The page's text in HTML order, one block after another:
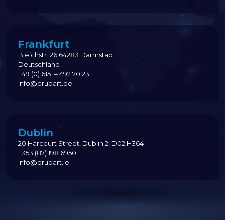
Frankfurt
Bleichstr. 26 64283 Darmstadt
Deutschland
+49 (0) 6151 – 492 70 23
info@drupart.de
Dublin
20 Harcourt Street, Dublin 2, D02 H364
+353 (87) 198 6950
info@drupart.ie